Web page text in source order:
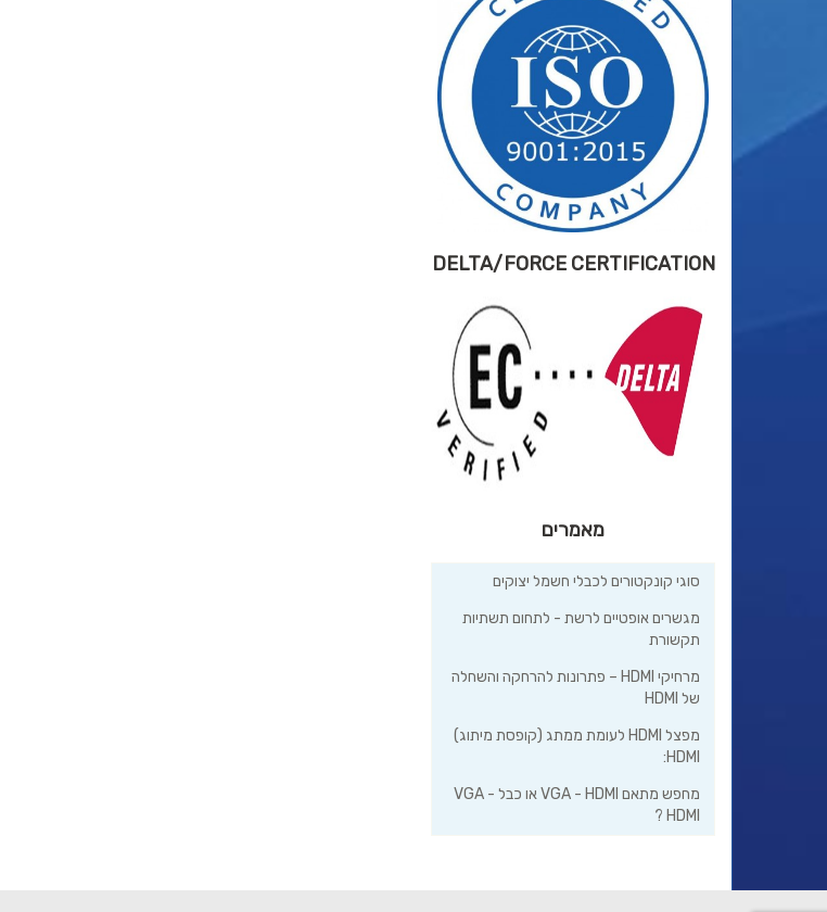
DELTA/FORCE CERTIFICATION
מאמרים
סוגי קונקטורים לכבלי חשמל יצוקים
מגשרים אופטיים לרשת - לתחום תשתיות
תקשורת
מרחיקי HDMI – פתרונות להרחקה והשחלה
של HDMI
מפצל HDMI לעומת ממתג (קופסת מיתוג)
HDMI:
מחפש מתאם VGA - HDMI או כבל VGA -
HDMI ?